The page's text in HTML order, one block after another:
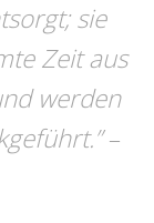
sie
Zeit aus
werden
–